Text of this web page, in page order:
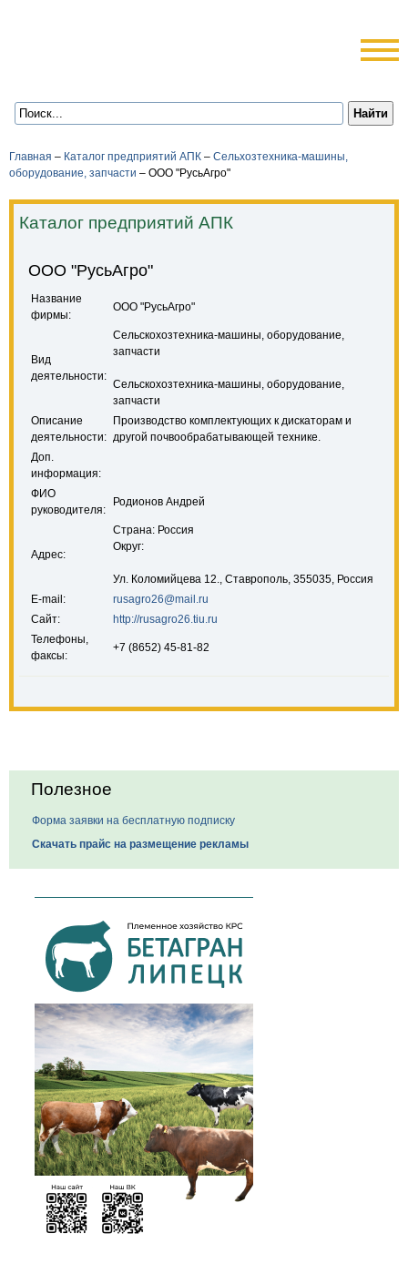
Главная – Каталог предприятий АПК – Сельхозтехника-машины,
оборудование, запчасти – ООО "РусьАгро"
Каталог предприятий АПК
ООО "РусьАгро"
Название
фирмы:
ООО "РусьАгро"
Вид
деятельности:
Сельскохозтехника-машины, оборудование,
запчасти
Сельскохозтехника-машины, оборудование,
запчасти
Описание
деятельности:
Производство комплектующих к дискаторам и
другой почвообрабатывающей технике.
Доп.
информация:
ФИО
руководителя:
Родионов Андрей
Адрес:
Страна: Россия
Округ:
Ул. Коломийцева 12., Ставрополь, 355035, Россия
E-mail:
rusagro26@mail.ru
Сайт:
http://rusagro26.tiu.ru
Телефоны,
факсы:
+7 (8652) 45-81-82
Полезное
Форма заявки на бесплатную подписку
Скачать прайс на размещение рекламы